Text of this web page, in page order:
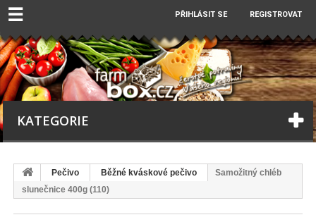
☰ PŘIHLÁSIT SE REGISTROVAT
KATEGORIE
Pečivo Běžné kváskové pečivo
Samožitný chléb
slunečnice 400g (110)